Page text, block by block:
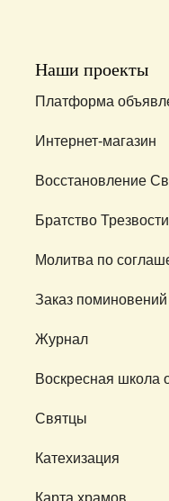
Наши проекты
Платформа
Интернет-магазин
Восстановление
Братство Трезвости
Молитва по
Заказ поминовений
Журнал
Воскресная школа
Святцы
Катехизация
Карта храмов